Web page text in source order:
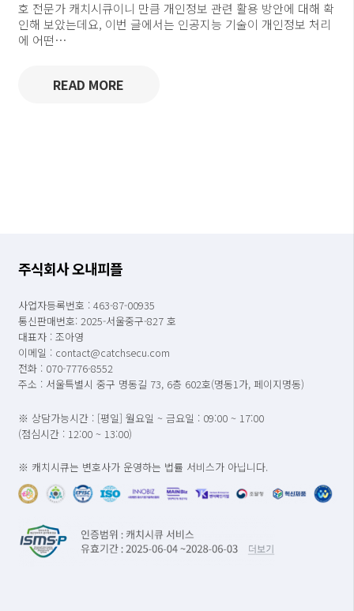
호 전문가 캐치시큐이니 만큼 개인정보 관련 활용 방안에 대해 확
인해 보았는데요, 이번 글에서는 인공지능 기술이 개인정보 처리
에 어떤…
READ MORE
주식회사 오내피플
사업자등록번호 : 463-87-00935
통신판매번호: 2025-서울중구-827 호
대표자 : 조아영
이메일 : contact@catchsecu.com
전화 : 070-7776-8552
주소 : 서울특별시 중구 명동길 73, 6층 602호(명동1가, 페이지명동)
※ 상담가능시간 : [평일] 월요일 ~ 금요일 : 09:00 ~ 17:00
(점심시간 : 12:00 ~ 13:00)
※ 캐치시큐는 변호사가 운영하는 법률 서비스가 아닙니다.